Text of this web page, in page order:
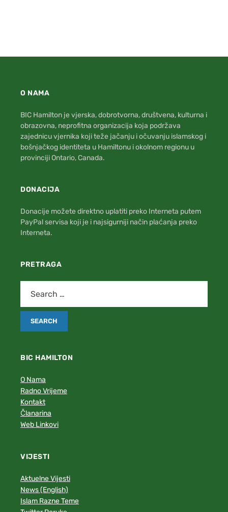
O NAMA
BIC Hamilton je vjerska, dobrotvorna, društvena, kulturna i
obrazovna, neprofitna organizacija koja podržava
zajednicu vjernika koji teže jačanju i očuvanju islamskog i
bošnjačkog identiteta u Hamiltonu i okolnom regionu u
provinciji Ontario, Canada.
DONACIJA
Donacije možete direktno uplatiti preko Interneta putem
PayPal servisa koji je i najsigurniji način plaćanja preko
Interneta.
PRETRAGA
BIC HAMILTON
O Nama
Radno Vrijeme
Kontakt
Članarina
Web Linkovi
VIJESTI
Aktuelne Vijesti
News (English)
Islam Razne Teme